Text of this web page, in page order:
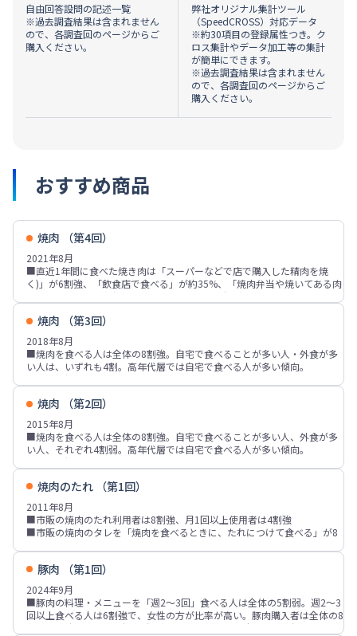
自由回答設問の記述一覧
※過去調査結果は含まれません
ので、各調査回のページからご
購入ください。
弊社オリジナル集計ツール
（SpeedCROSS）対応データ
※約30項目の登録属性つき。ク
ロス集計やデータ加工等の集計
が簡単にできます。
※過去調査結果は含まれません
ので、各調査回のページからご
購入ください。
おすすめ商品
焼肉 （第4回）
2021年8月
■直近1年間に食べた焼き肉は「スーパーなどで店で購入した精肉を焼
く)」が6割強、「飲食店で食べる」が約35%、「焼肉弁当や焼いてある肉
を購入して食べる(デリバリー・テイクアウト含む)」が2割弱。
位。北海道では「豚ホルモン(上記以外)」「鶏肉」「ラム肉」、九州では
「豚バラ」などの比率が高い傾向。
■自宅で焼肉を食べる人は全体の7割強。月1回以上食べる人は4割弱で
2018年調査より増加。自宅で食べるときに「市販の焼肉のたれ」を使う
人は約85%、「塩、しょうゆなどの調味料をそのまま使う」は約25%。自
宅での焼肉時の肉の重視点は、「価格」が約56%、「肉の種類」「国産
肉」「肉の部位」が各4～5割、「鮮度」が4割弱。
■自宅で焼肉を食べる場面は「肉が食べたい」が焼肉を食べる人の7割
強、「スタミナをつけたい」「家族がそろう」「元気になりたい」「普段
の食事」などが各2割前後。
焼肉 （第3回）
2018年8月
■焼肉を食べる人は全体の8割強。自宅で食べることが多い人・外食が多
い人は、いずれも4割。高年代層では自宅で食べる人が多い傾向。
■焼肉で好きな肉や部位は「牛カルビ」「牛ロース」「牛タン」が上位3
位。北海道では「ラム肉」「豚ホルモン」、近畿・四国では「牛ロース」
「牛バラ」、九州や北陸では「豚バラ」などの比率が高い。
■自宅で焼肉を食べる人は全体の7割弱。月1回以上食べる人は3割弱、高
年代層での比率が高い。自宅で焼肉を食べる場面は「肉が食べたい」が焼
肉を食べる人の7割強、「スタミナをつけたい」「家族がそろう」「家族
の要望」「元気になりたい」「夏バテ予防・解消」などが各2～3割。
■自宅での焼肉時の、肉についての重視点は「国産肉である」が5割強、
「肉の種類」「肉の部位」が各4割、「肉の安全性」「肉の量」「脂と赤
身の割合」が各2～3割。
焼肉 （第2回）
2015年8月
■焼肉を食べる人は全体の8割強。自宅で食べることが多い人、外食が多
い人、それぞれ4割弱。高年代層では自宅で食べる人が多い傾向。
■焼肉で好きな肉や部位は「牛カルビ」「牛ロース」「牛タン」が上位3
い。焼肉を食べる時に飲みたいものは、アルコール類では「ビール類」が
最も多く、「チューハイ、サワー」が続く。アルコール以外では「中国茶
系飲料」「日本茶系飲料」「炭酸飲料」「水、ミネラルウォーター」など
が上位
■自宅で焼肉を食べる人は全体の7割弱、50代以上や、北海道や北陸など
での比率が高い。月1回以上食べる人は3割弱。自宅で焼肉を食べる人のう
ち「室内でホットプレート等で焼きながら食べる」が6割強、「室内でフ
ライパンで調理」が4割強
■自宅で焼肉を食べる時の重視点は「国産肉である」「野菜も食べる」
「肉の値段」「肉の種類」などが上位。自宅で焼肉を食べる場面は「肉が
食べたい」が最も多く、「スタミナをつけたい」「家族がそろう」「夏バ
テ防止」「家族の要望」「調理を簡単に済ませたい」などが多い
焼肉のたれ （第1回）
2011年8月
■市販の焼肉のたれ利用者は8割強、月1回以上使用者は4割強
■市販の焼肉のタレを「焼肉を食べるときに、たれにつけて食べる」が8
■主利用銘柄は「エバラ 黄金の味」「エバラ 焼肉のたれ」がトップ2
■焼肉のたれの重視点は「味」がトップで「価格」が2位。以下「食べ慣
れている」「辛さ」「容量、サイズ」などが続く
豚肉 （第1回）
2024年9月
■豚肉の料理・メニューを「週2～3回」食べる人は全体の5割弱。週2～3
回以上食べる人は6割強で、女性の方が比率が高い。豚肉購入者は全体の8
割弱、男性7割弱、女性9割強。週1回以上購入者は全体の5割強、豚肉購